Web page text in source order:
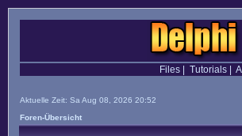
Files| Tutorials|
Aktuelle Zeit: Sa Aug 08, 2026 20:52
Foren-Übersicht